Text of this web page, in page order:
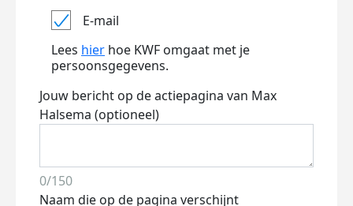
E-mail
Lees hier hoe KWF omgaat met je
persoonsgegevens.
Jouw bericht op de actiepagina van Max
Halsema (optioneel)
0/150
Naam die op de pagina verschijnt